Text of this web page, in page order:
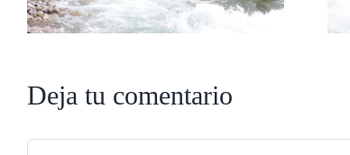
Deja tu comentario